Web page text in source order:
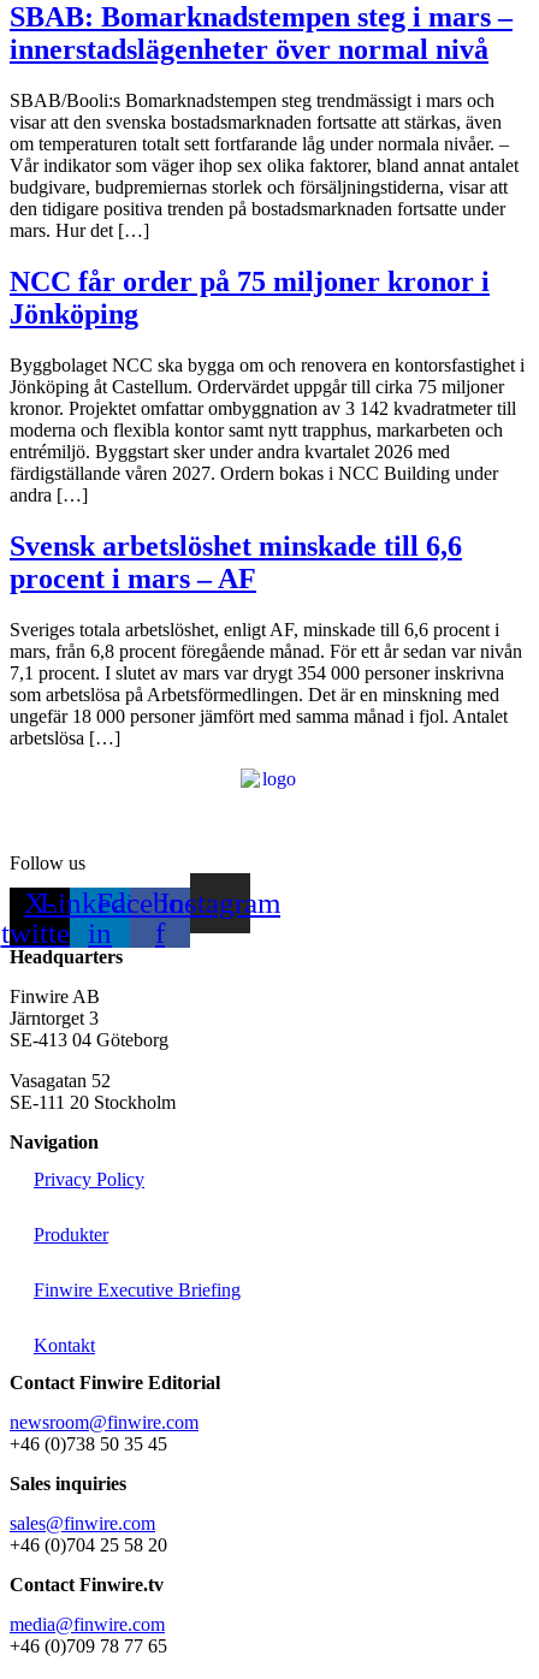
SBAB: Bomarknadstempen steg i mars –
innerstadslägenheter över normal nivå
SBAB/Booli:s Bomarknadstempen steg trendmässigt i mars och
visar att den svenska bostadsmarknaden fortsatte att stärkas, även
om temperaturen totalt sett fortfarande låg under normala nivåer. –
Vår indikator som väger ihop sex olika faktorer, bland annat antalet
budgivare, budpremiernas storlek och försäljningstiderna, visar att
den tidigare positiva trenden på bostadsmarknaden fortsatte under
mars. Hur det […]
NCC får order på 75 miljoner kronor i
Jönköping
Byggbolaget NCC ska bygga om och renovera en kontorsfastighet i
Jönköping åt Castellum. Ordervärdet uppgår till cirka 75 miljoner
kronor. Projektet omfattar ombyggnation av 3 142 kvadratmeter till
moderna och flexibla kontor samt nytt trapphus, markarbeten och
entrémiljö. Byggstart sker under andra kvartalet 2026 med
färdigställande våren 2027. Ordern bokas i NCC Building under
andra […]
Svensk arbetslöshet minskade till 6,6
procent i mars – AF
Sveriges totala arbetslöshet, enligt AF, minskade till 6,6 procent i
mars, från 6,8 procent föregående månad. För ett år sedan var nivån
7,1 procent. I slutet av mars var drygt 354 000 personer inskrivna
som arbetslösa på Arbetsförmedlingen. Det är en minskning med
ungefär 18 000 personer jämfört med samma månad i fjol. Antalet
arbetslösa […]
Follow us
X-
twitter
Linkedin-
in
Facebook-
f
Instagram
Headquarters
Finwire AB
Järntorget 3
SE-413 04 Göteborg
Vasagatan 52
SE-111 20 Stockholm
Navigation
Privacy Policy
Produkter
Finwire Executive Briefing
Kontakt
Contact Finwire Editorial
newsroom@finwire.com
+46 (0)738 50 35 45
Sales inquiries
sales@finwire.com
+46 (0)704 25 58 20
Contact Finwire.tv
media@finwire.com
+46 (0)709 78 77 65